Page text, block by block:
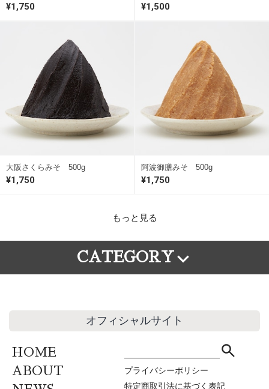
¥1,750 ¥1,500
大阪さくらみそ 500g
¥1,750
阿波御膳みそ 500g
¥1,750
もっと見る
CATEGORY
地域別
九州地方
種類別
麦みそ
重量別
セット商品
オフィシャルサイト
HOME
ABOUT
プライバシーポリシー
特定商取引法に基づく表記